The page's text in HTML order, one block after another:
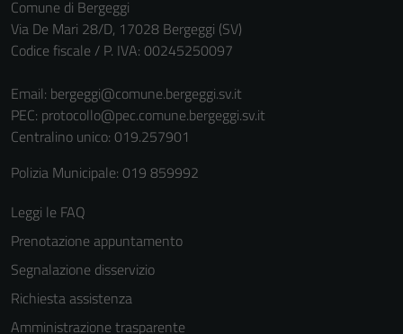
Comune di Bergeggi
Via De Mari 28/D, 17028 Bergeggi (SV)
Codice fiscale / P. IVA: 00245250097
Email: bergeggi@comune.bergeggi.sv.it
PEC: protocollo@pec.comune.bergeggi.sv.it
Centralino unico: 019.257901
Polizia Municipale: 019 859992
Leggi le FAQ
Prenotazione appuntamento
Segnalazione disservizio
Richiesta assistenza
Amministrazione trasparente